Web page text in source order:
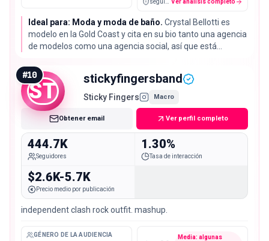
Ver análisis completo
Ideal para: Moda y moda de baño. Crystal Bellotti es
modelo en la Gold Coast y cita en su bio tanto una agencia
de modelos como una agencia social, así que está
audiencia real es del 69%, uno de los valores más bajos de
la lista.
ST
#10 stickyfingersband
Sticky Fingers Macro
Obtener email Ver perfil completo
444.7K
Seguidores
1.30%
Tasa de interacción
$2.6K-5.7K
Precio medio por publicación
independent clash rock outfit. mashup.
GÉNERO DE LA AUDIENCIA
Media: algunas